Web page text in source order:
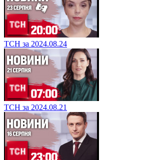
ТСН за 2024.08.24
ТСН за 2024.08.21